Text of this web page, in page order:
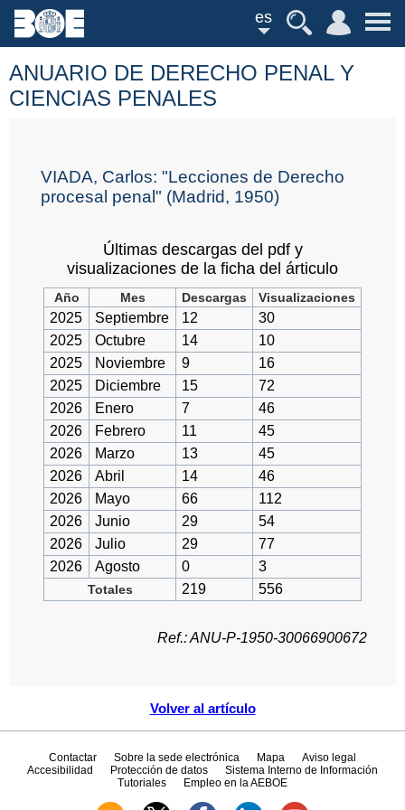
es
Volver al artículo
ANUARIO DE DERECHO PENAL Y
CIENCIAS PENALES
VIADA, Carlos: "Lecciones de Derecho
procesal penal" (Madrid, 1950)
Últimas descargas del pdf y
visualizaciones de la ficha del árticulo
Año Mes Descargas Visualizaciones
2025 Septiembre 12
30
2025
Octubre 14
10
2025
Noviembre 9
16
2025
Diciembre 15
72
2026
Enero 7
46
2026
Febrero 11
45
2026
Marzo 13
45
2026
Abril 14
46
2026
Mayo 66
112
2026
Junio 29
54
2026
Julio 29
77
2026
Agosto 0 3
Totales 219 556
Ref.: ANU-P-1950-30066900672
Contactar Sobre la sede electrónica Mapa
Aviso legal
Accesibilidad
Protección de datos
Sistema Interno de Información
Tutoriales
Empleo en la AEBOE